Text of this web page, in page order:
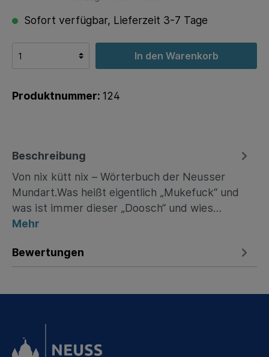
Sofort verfügbar, Lieferzeit 3-7 Tage
In den Warenkorb
Produktnummer: 124
Beschreibung
Von nix kütt nix – Wörterbuch der Neusser
Mundart.Was heißt eigentlich „Mukefuck“ und
was ist immer dieser „Doosch“ und wies…
Mehr
Bewertungen